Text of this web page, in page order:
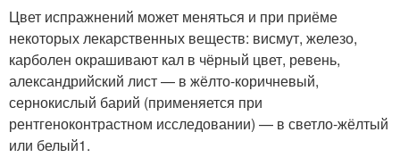
Цвет испражнений может меняться и при приёме
некоторых лекарственных веществ: висмут, железо,
карболен окрашивают кал в чёрный цвет, ревень,
александрийский лист — в жёлто-коричневый,
сернокислый барий (применяется при
рентгеноконтрастном исследовании) — в светло-жёлтый
или белый1.